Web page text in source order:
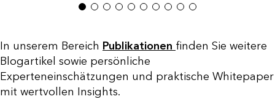
1 2 3 4 5 6 7 8 9 10
In unserem Bereich Publikationen finden Sie weitere
Blogartikel sowie persönliche
Experteneinschätzungen und praktische Whitepaper
mit wertvollen Insights.